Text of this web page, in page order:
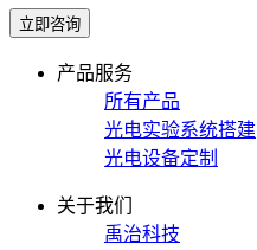
立即咨询
产品服务
所有产品
光电实验系统搭建
光电设备定制
关于我们
禹治科技